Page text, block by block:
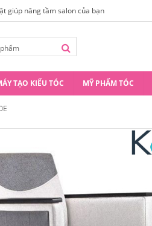
giúp nâng tầm salon của bạn
TẠO KIỂU TÓC MỸ PHẨM TÓC